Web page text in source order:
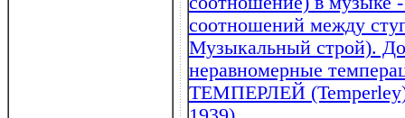
соотношений между
Музыкальный строй).
неравномерные
ТЕМПЕРЛЕЙ